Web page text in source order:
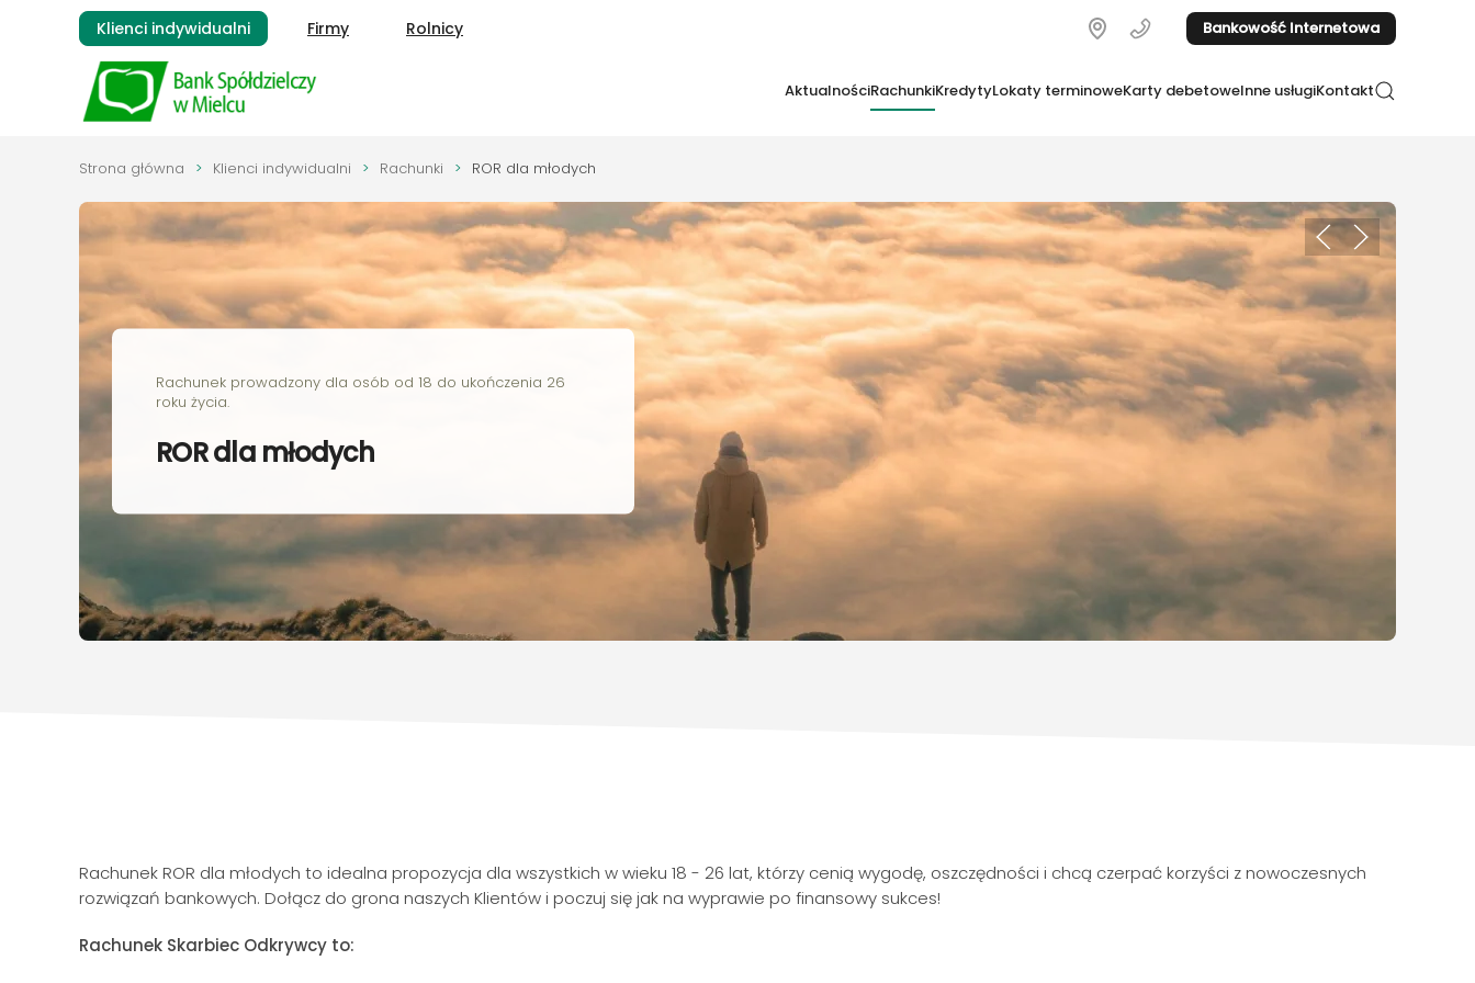
Przejdź do głównej treści
Klienci indywidualni Firmy Rolnicy Bankowość Internetowa
AktualnościRachunkiKredytyLokaty terminoweKarty debetoweInne usługiKontakt
Strona główna Klienci indywidualni Rachunki ROR dla młodych
Rachunek prowadzony dla osób od 18 do ukończenia 26
roku życia.
ROR dla młodych
Rachunek ROR dla młodych to idealna propozycja dla wszystkich w wieku 18 - 26 lat, którzy cenią wygodę, oszczędności i chcą czerpać korzyści z nowoczesnych
rozwiązań bankowych. Dołącz do grona naszych Klientów i poczuj się jak na wyprawie po finansowy sukces!
Rachunek Skarbiec Odkrywcy to: